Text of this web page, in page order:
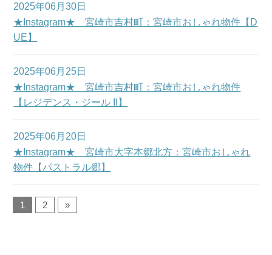
2025年06月30日
★Instagram★ 宮崎市吉村町：宮崎市おしゃれ物件【D
UE】
2025年06月25日
★Instagram★ 宮崎市吉村町：宮崎市おしゃれ物件
【レジデンス・ジール II】
2025年06月20日
★Instagram★ 宮崎市大字本郷北方：宮崎市おしゃれ
物件【パストラル郷】
1 2 »